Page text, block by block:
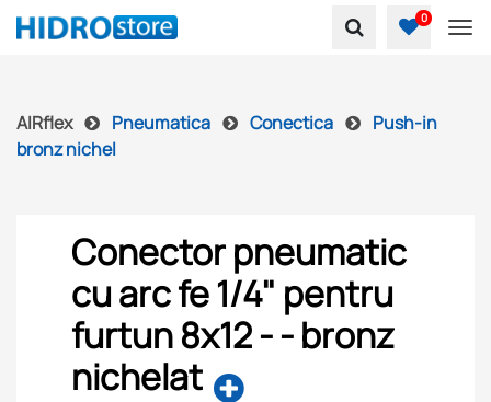
0
AIRflex Pneumatica Conectica
Push-in
bronz nichel
Conector pneumatic
cu arc fe 1/4" pentru
furtun 8x12 - - bronz
nichelat